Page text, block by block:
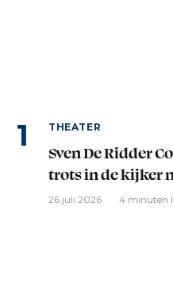
THEATER
Sven De Ridder
trots in de kijker
26 juli 2026 4 minuten